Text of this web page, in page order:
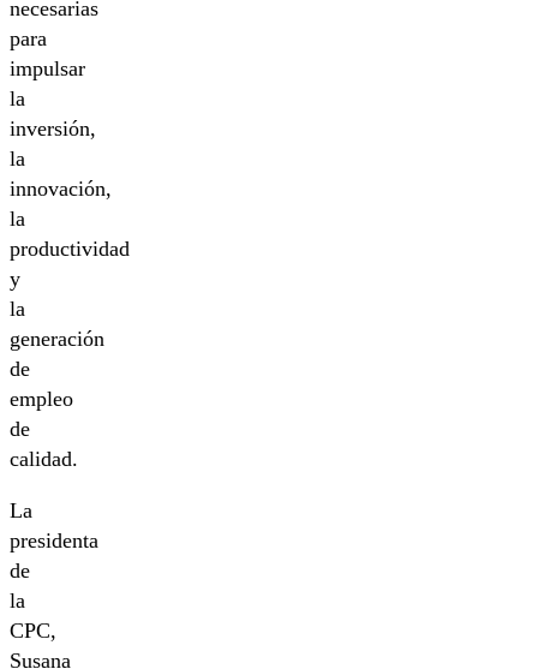
necesarias
para
impulsar
la
inversión,
la
innovación,
la
productividad
y
la
generación
de
empleo
de
calidad.
La
presidenta
de
la
CPC,
Susana